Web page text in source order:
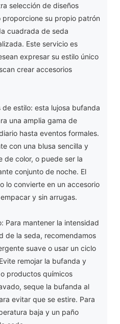
selección de diseños
proporcione su propio patrón
cuadrada de seda
Este servicio es
expresar su estilo único
crear accesorios
estilo: esta lujosa bufanda
una amplia gama de
hasta eventos formales.
con una blusa sencilla y
de color, o puede ser la
conjunto de noche. El
lo convierte en un accesorio
y sin arrugas.
Para mantener la intensidad
de la seda, recomendamos
suave o usar un ciclo
remojar la bufanda y
productos químicos
seque la bufanda al
evitar que se estire. Para
baja y un paño